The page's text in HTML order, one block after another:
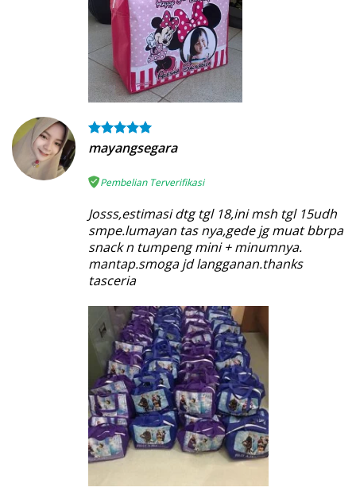
mayangsegara
Pembelian Terverifikasi
Josss,estimasi dtg tgl 18,ini msh tgl 15udh
smpe.lumayan tas nya,gede jg muat bbrpa
snack n tumpeng mini + minumnya.
mantap.smoga jd langganan.thanks
tasceria